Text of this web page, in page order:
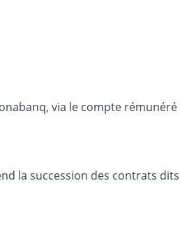
via le compte rémunéré
la succession des contrats